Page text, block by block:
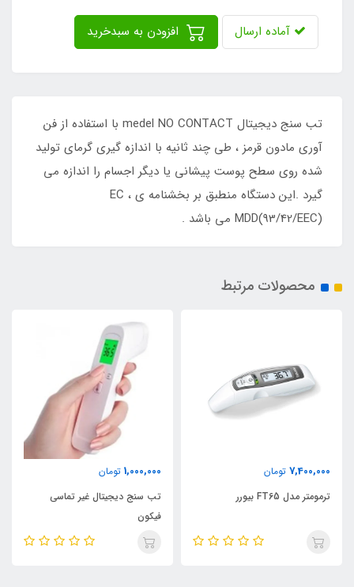
آماده ارسال
تب سنج دیجیتال medel NO CONTACT با استفاده از فن
آوری مادون قرمز ، طی چند ثانیه با اندازه گیری گرمای تولید
شده روی سطح پوست پیشانی یا دیگر اجسام را اندازه می
گیرد .این دستگاه منطبق بر بخشنامه ی EC ،
MDD(93/42/EEC) می باشد .
محصولات مرتبط
7,400,000 تومان
ترمومتر مدل FT65 بیورر
1,000,000 تومان
تب سنج دیجیتال غیر تماسی
فیکون